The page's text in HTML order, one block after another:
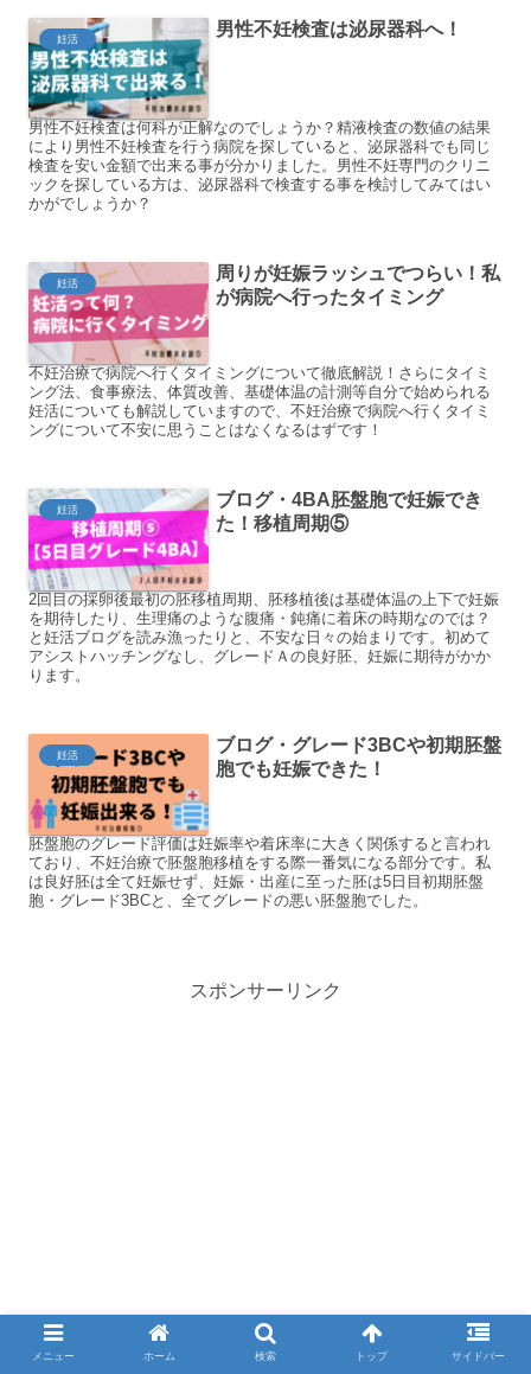
妊活 男性不妊検査は泌尿器科へ！
男性不妊検査は何科が正解なのでしょうか？精液検査の数値の結果
により男性不妊検査を行う病院を探していると、泌尿器科でも同じ
検査を安い金額で出来る事が分かりました。男性不妊専門のクリニ
ックを探している方は、泌尿器科で検査する事を検討してみてはい
かがでしょうか？
妊活
周りが妊娠ラッシュでつらい！私
が病院へ行ったタイミング
不妊治療で病院へ行くタイミングについて徹底解説！さらにタイミ
ング法、食事療法、体質改善、基礎体温の計測等自分で始められる
妊活についても解説していますので、不妊治療で病院へ行くタイミ
ングについて不安に思うことはなくなるはずです！
妊活
ブログ・4BA胚盤胞で妊娠でき
た！移植周期⑤
2回目の採卵後最初の胚移植周期、胚移植後は基礎体温の上下で妊娠
を期待したり、生理痛のような腹痛・鈍痛に着床の時期なのでは？
と妊活ブログを読み漁ったりと、不安な日々の始まりです。初めて
アシストハッチングなし、グレードＡの良好胚、妊娠に期待がかか
ります。
妊活
ブログ・グレード3BCや初期胚盤
胞でも妊娠できた！
胚盤胞のグレード評価は妊娠率や着床率に大きく関係すると言われ
ており、不妊治療で胚盤胞移植をする際一番気になる部分です。私
は良好胚は全て妊娠せず、妊娠・出産に至った胚は5日目初期胚盤
胞・グレード3BCと、全てグレードの悪い胚盤胞でした。
スポンサーリンク
メニュー ホーム 検索 トップ サイドバー